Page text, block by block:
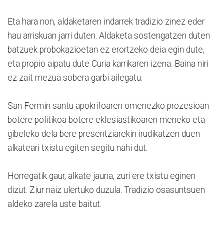
Eta hara non, aldaketaren indarrek tradizio zinez eder
hau arriskuan jarri duten. Aldaketa sostengatzen duten
batzuek probokazioetan ez erortzeko deia egin dute,
eta propio aipatu dute Curia karrikaren izena. Baina niri
ez zait mezua sobera garbi ailegatu.
San Fermin santu apokrifoaren omenezko prozesioan
botere politikoa botere eklesiastikoaren meneko eta
gibeleko dela bere presentziarekin irudikatzen duen
alkateari txistu egiten segitu nahi dut.
Horregatik gaur, alkate jauna, zuri ere txistu eginen
dizut. Ziur naiz ulertuko duzula. Tradizio osasuntsuen
aldeko zarela uste baitut.